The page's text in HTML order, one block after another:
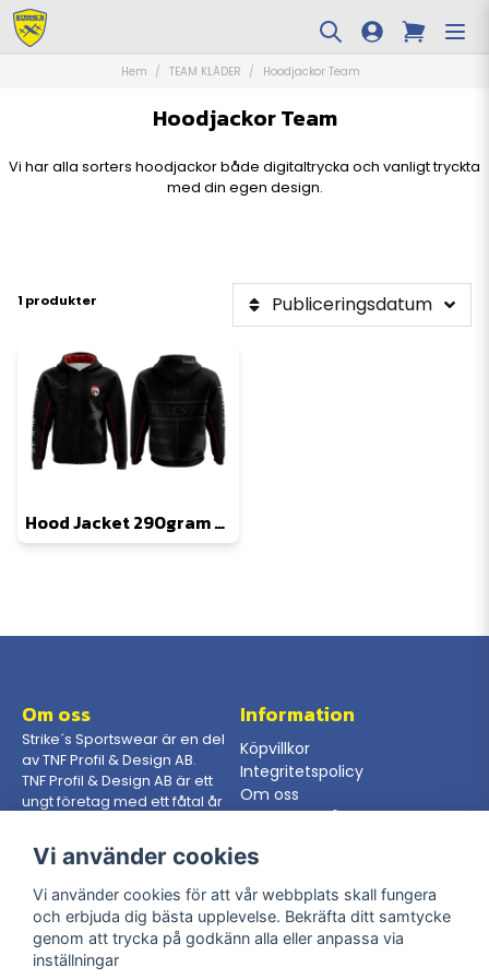
Hem TEAM KLÄDER Hoodjackor Team
Hoodjackor Team
Vi har alla sorters hoodjackor både digitaltrycka och vanligt tryckta
med din egen design.
1 produkter Publiceringsdatum
Hood Jacket 290gram FZ (Beställningsvara, endast specialdesign)
Om oss
Strike´s Sportswear är en del
av TNF Profil & Design AB.
TNF Profil & Design AB är ett
ungt företag med ett fåtal år
som jobbar här en mångårig
erfarenhet från branschen.
Information
Köpvillkor
Integritetspolicy
Om oss
Gör en förfrågan
Kontakta oss
Telefon: 08-400 205 65
info@strikessportswear.se
Följ oss
Vi använder cookies
Vi använder cookies för att vår webbplats skall fungera
och erbjuda dig bästa upplevelse. Bekräfta ditt samtycke
genom att trycka på godkänn alla eller anpassa via
inställningar